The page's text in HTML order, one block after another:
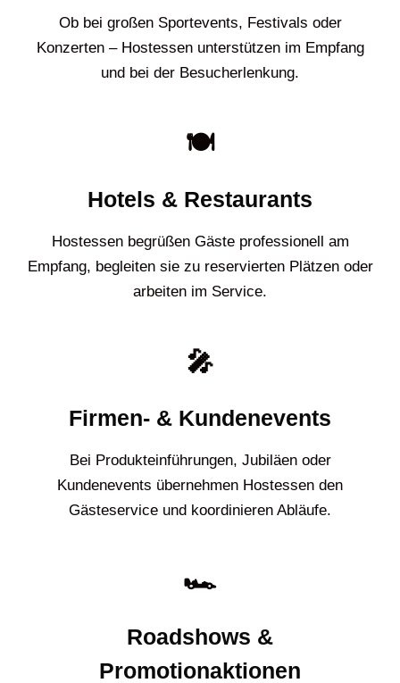
Ob bei großen Sportevents, Festivals oder
Konzerten – Hostessen unterstützen im Empfang
und bei der Besucherlenkung.
🍽️
Hotels & Restaurants
Hostessen begrüßen Gäste professionell am
Empfang, begleiten sie zu reservierten Plätzen oder
arbeiten im Service.
🎤
Firmen- & Kundenevents
Bei Produkteinführungen, Jubiläen oder
Kundenevents übernehmen Hostessen den
Gästeservice und koordinieren Abläufe.
🏎️
Roadshows &
Promotionaktionen